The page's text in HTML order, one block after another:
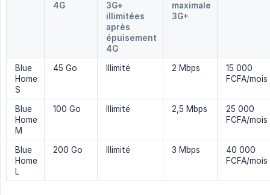
4G
3G+
illimitées
après
épuisement
4G
maximale
3G+
Blue
Home
S
45 Go Illimité 2 Mbps
15 000
FCFA/mois
Blue
Home
M
100 Go Illimité 2,5 Mbps
25 000
FCFA/mois
Blue
Home
L
200 Go Illimité 3 Mbps
40 000
FCFA/mois